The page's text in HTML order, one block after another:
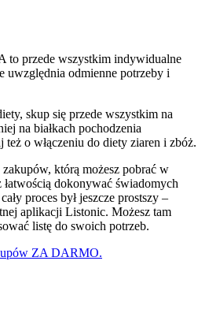
to przede wszystkim indywidualne
uwzględnia odmienne potrzeby i
skup się przede wszystkim na
na białkach pochodzenia
o włączeniu do diety ziaren i zbóż.
którą możesz pobrać w
dokonywać świadomych
proces był jeszcze prostszy –
aplikacji Listonic. Możesz tam
listę do swoich potrzeb.
ZA DARMO.